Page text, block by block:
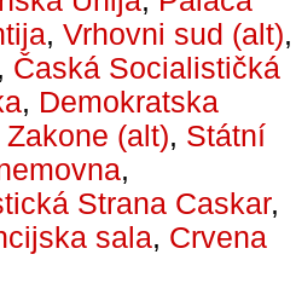
, Vrhovni sud (alt),
, Časká Socialističká
, Demokratska
Zakone (alt), Státní
,
Strana Caskar,
sala, Crvena